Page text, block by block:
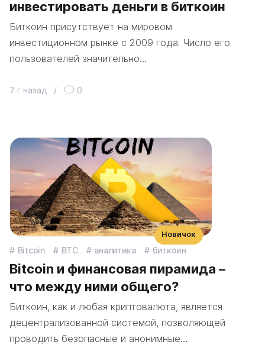
инвестировать деньги в биткоин
Биткоин присутствует на мировом
инвестиционном рынке с 2009 года. Число его
пользователей значительно…
7 г назад / 0
Bitcoin BTC аналитика биткоин
Bitcoin и финансовая пирамида –
что между ними общего?
Биткоин, как и любая криптовалюта, является
децентрализованной системой, позволяющей
проводить безопасные и анонимные…
Новичок